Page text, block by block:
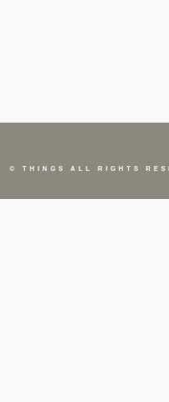
© THINGS ALL RIGHTS